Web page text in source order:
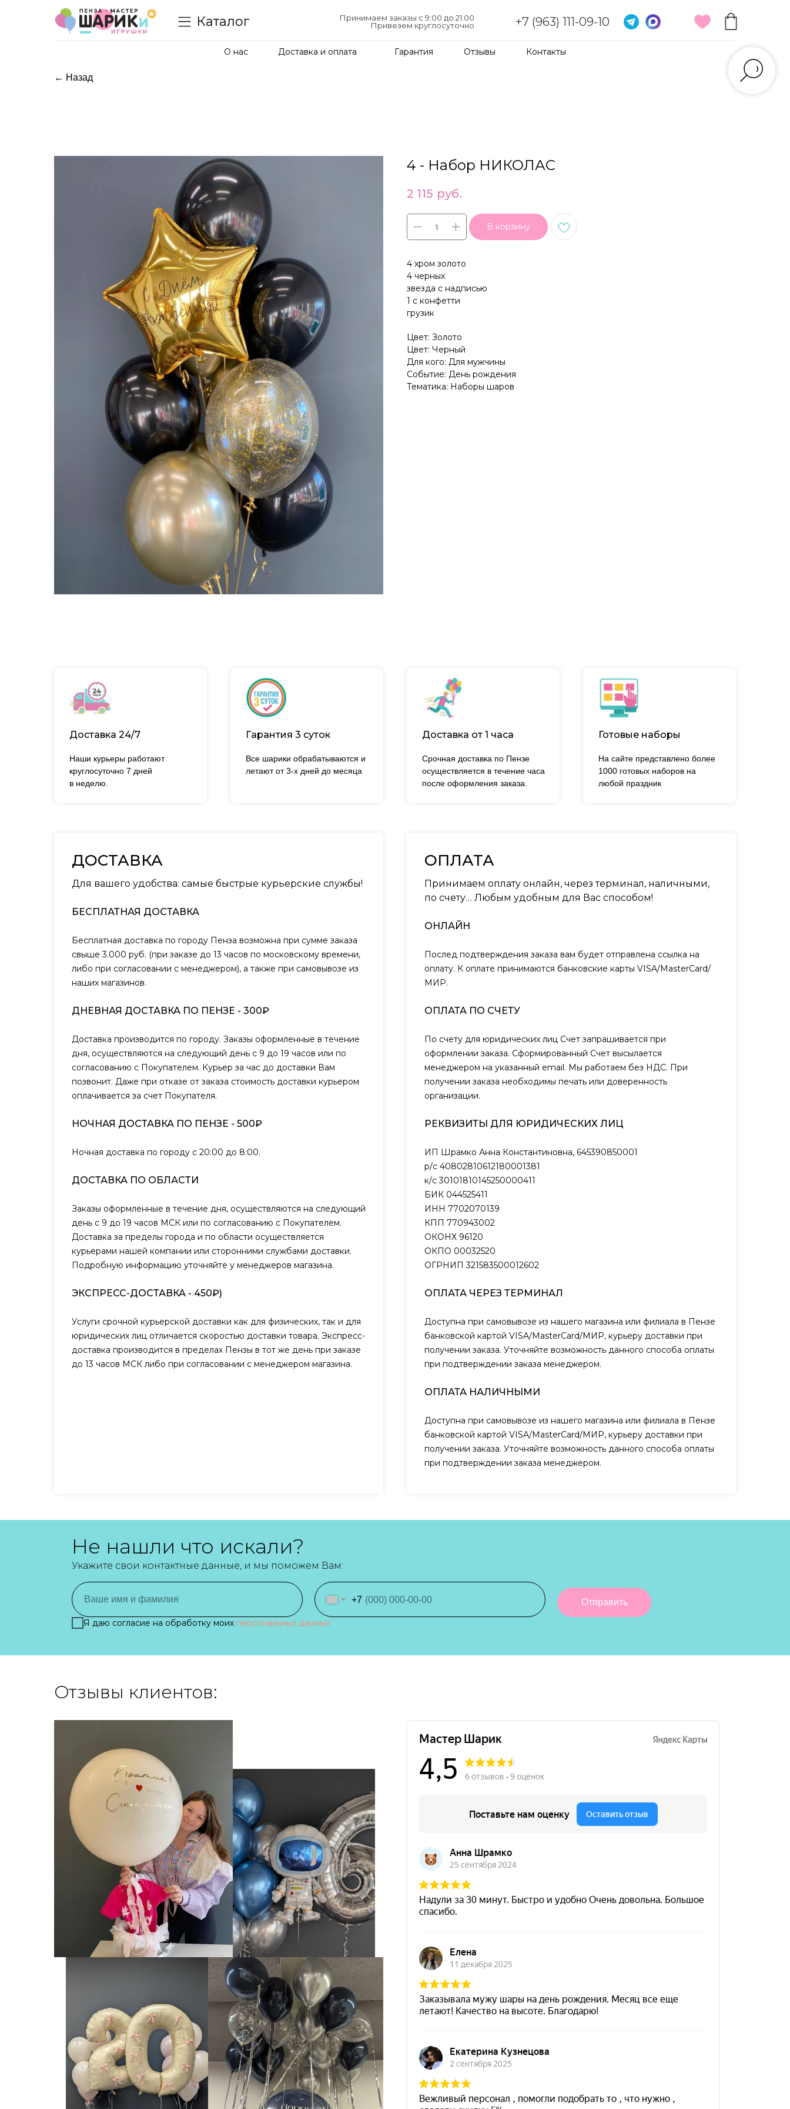
+7 (963) 111-09-10
Принимаем заказы с 9:00 до 21:00
Привезем круглосуточно
Каталог
Доставка и оплата Гарантия Отзывы Контакты
О нас
← Назад
4 - Набор НИКОЛАС
2 115 руб.
В корзину
4 хром золото
4 черных
звезда с надписью
1 с конфетти
грузик
Цвет: Золото
Цвет: Черный
Для кого: Для мужчины
Событие: День рождения
Тематика: Наборы шаров
Доставка 24/7
Все шарики обрабатываются и
летают от 3-х дней до месяца
Срочная доставка по Пензе
осуществляется в течение часа
после оформления заказа.
Наши курьеры работают
круглосуточно 7 дней
в неделю.
Гарантия 3 суток Доставка от 1 часа
На сайте представлено более
1000 готовых наборов на
любой праздник
Готовые наборы
ДОСТАВКА
Для вашего удобства: самые быстрые курьерские службы!
БЕСПЛАТНАЯ ДОСТАВКА
Бесплатная доставка по городу Пенза возможна при сумме заказа
свыше 3.000 руб. (при заказе до 13 часов по московскому времени,
либо при согласовании с менеджером), а также при самовывозе из
наших магазинов.
ДНЕВНАЯ ДОСТАВКА ПО ПЕНЗЕ - 300₽
Доставка производится по городу. Заказы оформленные в течение
дня, осуществляются на следующий день с 9 до 19 часов или по
согласованию с Покупателем. Курьер за час до доставки Вам
позвонит. Даже при отказе от заказа стоимость доставки курьером
оплачивается за счет Покупателя.
НОЧНАЯ ДОСТАВКА ПО ПЕНЗЕ - 500₽
Ночная доставка по городу с 20:00 до 8:00.
ДОСТАВКА ПО ОБЛАСТИ
Заказы оформленные в течение дня, осуществляются на следующий
день с 9 до 19 часов МСК или по согласованию с Покупателем.
Доставка за пределы города и по области осуществляется
курьерами нашей компании или сторонними службами доставки.
Подробную информацию уточняйте у менеджеров магазина.
ЭКСПРЕСС-ДОСТАВКА - 450₽)
Услуги срочной курьерской доставки как для физических, так и для
юридических лиц отличается скоростью доставки товара. Экспресс-
доставка производится в пределах Пензы в тот же день при заказе
до 13 часов МСК либо при согласовании с менеджером магазина.
ОПЛАТА
Принимаем оплату онлайн, через терминал, наличными,
по счету… Любым удобным для Вас способом!
ОНЛАЙН
Послед подтверждения заказа вам будет отправлена ссылка на
оплату. К оплате принимаются банковские карты VISA/MasterCard/
МИР.
ОПЛАТА ПО СЧЕТУ
По счету для юридических лиц Счет запрашивается при
оформлении заказа. Сформированный Счет высылается
менеджером на указанный email. Мы работаем без НДС. При
получении заказа необходимы печать или доверенность
организации.
РЕКВИЗИТЫ ДЛЯ ЮРИДИЧЕСКИХ ЛИЦ
ИП Шрамко Анна Константиновна, 645390850001
р/с 40802810612180001381
к/с 30101810145250000411
БИК 044525411
ИНН 7702070139
КПП 770943002
ОКОНХ 96120
ОКПО 00032520
ОГРНИП 321583500012602
ОПЛАТА ЧЕРЕЗ ТЕРМИНАЛ
Доступна при самовывозе из нашего магазина или филиала в Пензе
банковской картой VISA/MasterCard/МИР, курьеру доставки при
получении заказа. Уточняйте возможность данного способа оплаты
при подтверждении заказа менеджером.
ОПЛАТА НАЛИЧНЫМИ
Доступна при самовывозе из нашего магазина или филиала в Пензе
банковской картой VISA/MasterCard/МИР, курьеру доставки при
получении заказа. Уточняйте возможность данного способа оплаты
при подтверждении заказа менеджером.
+7
Я даю согласие на обработку моих персональных данных
Отправить
Не нашли что искали?
Укажите свои контактные данные, и мы поможем Вам:
Отзывы клиентов: